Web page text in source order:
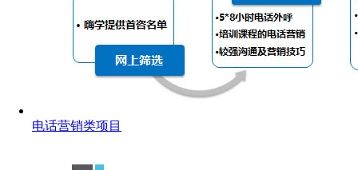
电话营销类项目